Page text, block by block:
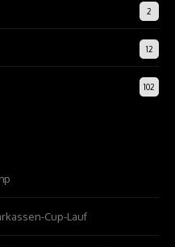
2
12
102
Cup-Lauf